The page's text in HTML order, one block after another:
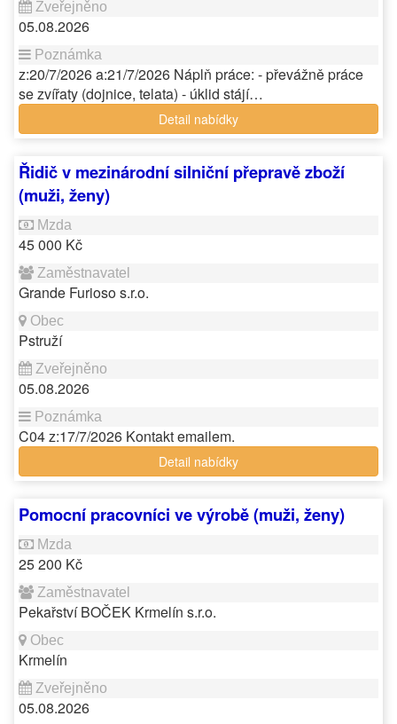
05.08.2026
z:20/7/2026 a:21/7/2026 Náplň práce: - převážně práce
se zvířaty (dojnice, telata) - úklid stájí…
Detail nabídky
Řidič v mezinárodní silniční přepravě zboží
(muži, ženy)
45 000 Kč
Grande Furioso s.r.o.
Pstruží
05.08.2026
C04 z:17/7/2026 Kontakt emailem.
Detail nabídky
Pomocní pracovníci ve výrobě (muži, ženy)
25 200 Kč
Pekařství BOČEK Krmelín s.r.o.
Krmelín
05.08.2026